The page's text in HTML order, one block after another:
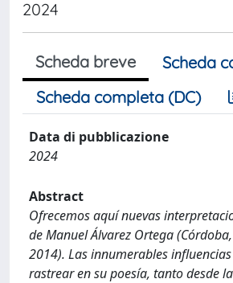
2024
Scheda breve
Scheda
Scheda completa (DC)
Data di pubblicazione
2024
Abstract
Ofrecemos aquí nuevas
de Manuel Álvarez Ortega
2014). Las innumerables
rastrear en su poesía, tanto desde la